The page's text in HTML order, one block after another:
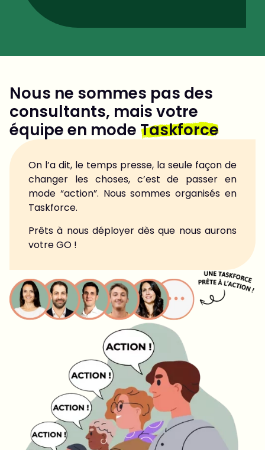
Nous ne sommes pas des
consultants, mais votre
équipe en mode Taskforce
On l’a dit, le temps presse, la seule façon de
changer les choses, c’est de passer en
mode “action”. Nous sommes organisés en
Taskforce.
Prêts à nous déployer dès que nous aurons
votre GO !